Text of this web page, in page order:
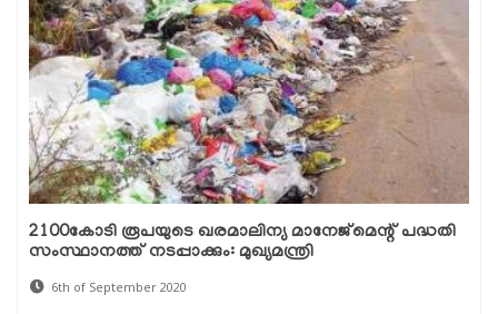
2100കോടി രൂപയുടെ ഖരമാലിന്യ മാനേജ്മെന്റ് പദ്ധതി
സംസ്ഥാനത്ത് നടപ്പാക്കും: മുഖ്യമന്ത്രി
6th of September 2020